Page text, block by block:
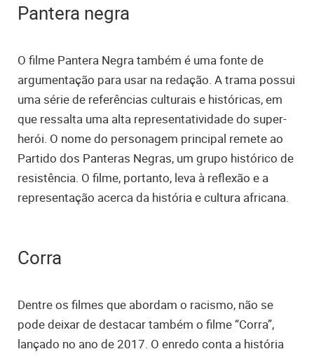
Pantera negra
O filme Pantera Negra também é uma fonte de
argumentação para usar na redação. A trama possui
uma série de referências culturais e históricas, em
que ressalta uma alta representatividade do super-
herói. O nome do personagem principal remete ao
Partido dos Panteras Negras, um grupo histórico de
resistência. O filme, portanto, leva à reflexão e a
representação acerca da história e cultura africana.
Corra
Dentre os filmes que abordam o racismo, não se
pode deixar de destacar também o filme “Corra”,
lançado no ano de 2017. O enredo conta a história